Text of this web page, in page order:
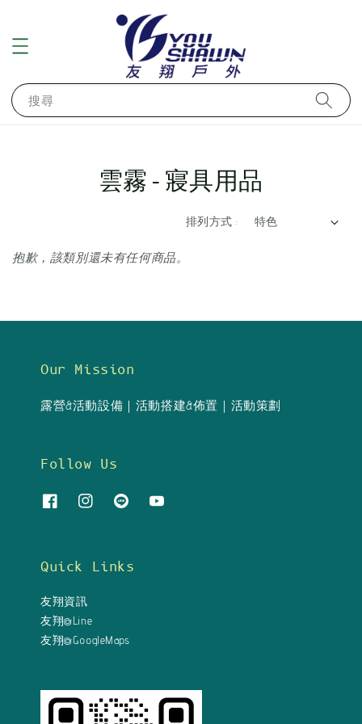
搜尋
雲霧-寢具用品
排列方式 :
抱歉，該類別還未有任何商品。
Our Mission
露營&活動設備｜活動搭建&佈置｜活動策劃
Follow Us
Quick Links
友翔資訊
友翔@Line
友翔@GoogleMaps